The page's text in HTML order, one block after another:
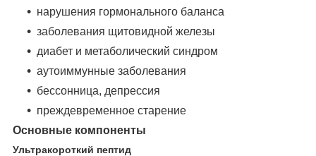
нарушения гормонального баланса
заболевания щитовидной железы
диабет и метаболический синдром
аутоиммунные заболевания
бессонница, депрессия
преждевременное старение
Основные компоненты
Ультракороткий пептид